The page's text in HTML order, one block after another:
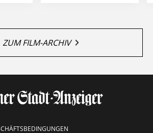
ZUM FILM-ARCHIV